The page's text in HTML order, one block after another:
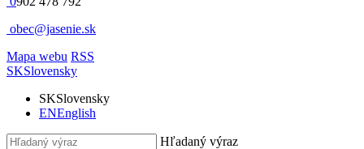
obec@jasenie.sk
Mapa webu RSS
SKSlovensky
SKSlovensky
ENEnglish
Hľadaný výraz